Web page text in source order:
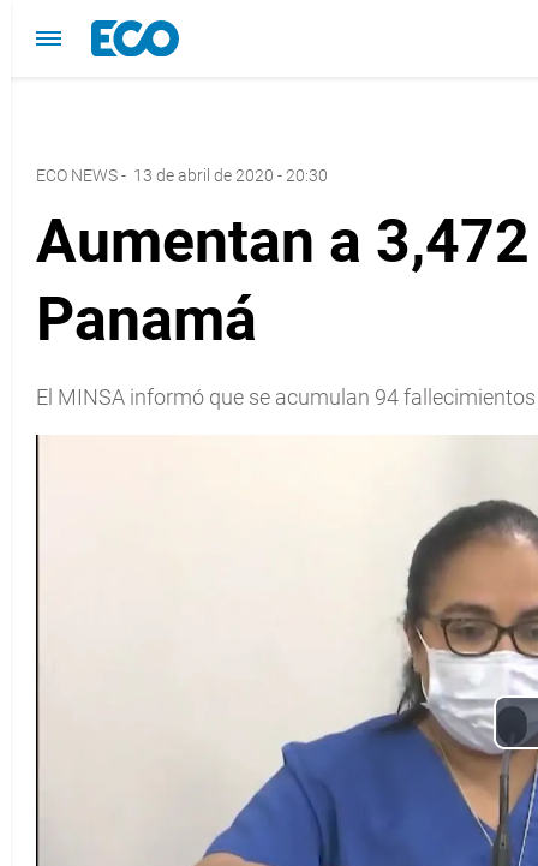
ECO NEWS- 13 de abril de 2020 - 20:30
Aumentan a
Panamá
El MINSA informó que se acumulan 94